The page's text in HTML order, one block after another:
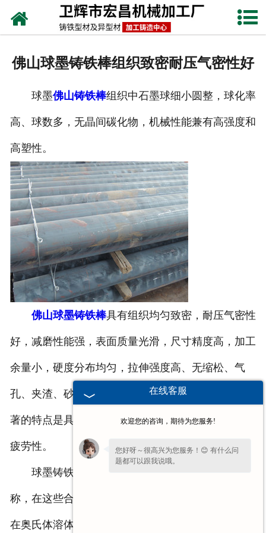
网站首页
生产设备
联系我们
佛山球墨铸铁棒组织致密耐压气密性好
球墨佛山铸铁棒组织中石墨球细小圆整，球化率
高、球数多，无晶间碳化物，机械性能兼有高强度和
高塑性。
佛山球墨铸铁棒具有组织均匀致密，耐压气密性
好，减磨性能强，表面质量光滑，尺寸精度高，加工
余量小，硬度分布均匀，拉伸强度高、无缩松、气
孔、夹渣、砂眼等缺陷。机械性能优越，其中较为显
著的特点是具有高强度和高韧性相结合以及优良的抗
疲劳性。
球墨铸铁棒主要是由铁、碳和硅组成的合金的总
称，在这些合金中，含碳量超过在共晶温度时能保留
在奥氏体溶体中的量。
在线客服
欢迎您的咨询，期待为您服务!
您好呀～很高兴为您服务！😊 有什么问
题都可以跟我说哦。